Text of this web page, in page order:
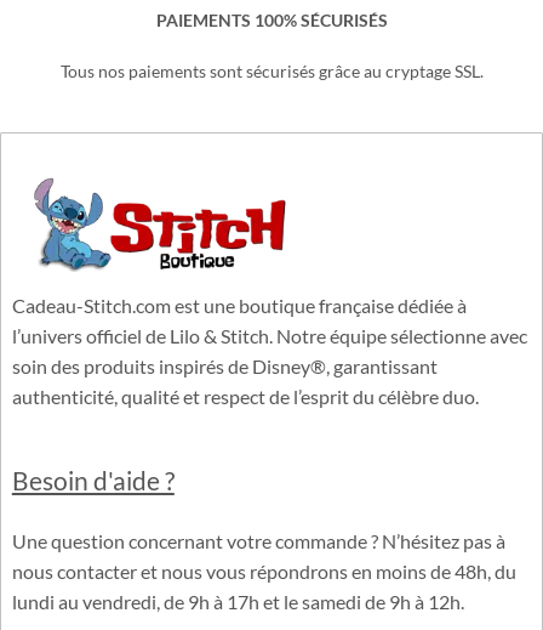
PAIEMENTS 100% SÉCURISÉS
Tous nos paiements sont sécurisés grâce au cryptage SSL.
Cadeau-Stitch.com est une boutique française dédiée à
l’univers officiel de Lilo & Stitch. Notre équipe sélectionne avec
soin des produits inspirés de Disney®, garantissant
authenticité, qualité et respect de l’esprit du célèbre duo.
Besoin d'aide ?
Une question concernant votre commande ? N’hésitez pas à
nous contacter et nous vous répondrons en moins de 48h, du
lundi au vendredi, de 9h à 17h et le samedi de 9h à 12h.